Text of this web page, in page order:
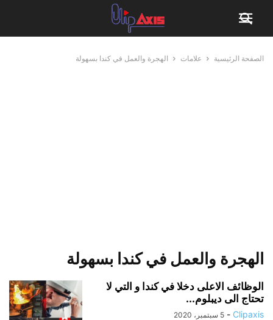
الصفحة الرئيسية علامات الهجرة والعمل في كندا بسهولة
الهجرة والعمل في كندا بسهولة
الوظائف الاعلى دخلا في كندا و التي لا
تحتاج الى ديبلوم...
Clipaxis
- 5 سبتمبر، 2020